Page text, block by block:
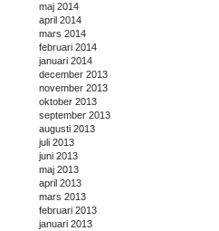
maj 2014
april 2014
mars 2014
februari 2014
januari 2014
december 2013
november 2013
oktober 2013
september 2013
augusti 2013
juli 2013
juni 2013
maj 2013
april 2013
mars 2013
februari 2013
januari 2013